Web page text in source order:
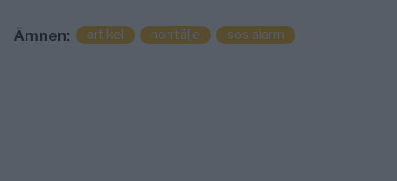
Ämnen: artikel norrtälje sos alarm